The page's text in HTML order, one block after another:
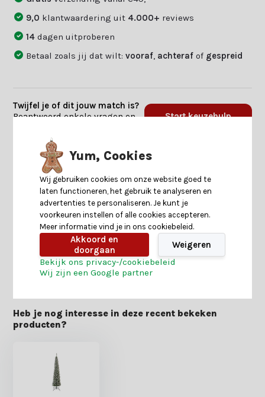
9,0 klantwaardering uit 4.000+ reviews
14dagen uitproberen
Betaal zoals jij dat wilt:vooraf achteraf of gespreid
Twijfel je of dit jouw match is?
Beantwoord enkele vragen en
Start keuzehulp
Productomschrijving
Specificaties
Reviews
Heb je nog interesse in deze recent bekeken
producten?
Yum, Cookies
Wij gebruiken cookies om onze website goed te
laten functioneren, het gebruik te analyseren en
advertenties te personaliseren. Je kunt je
voorkeuren instellen of alle cookies accepteren.
Meer informatie vind je in ons cookiebeleid.
Akkoord en
doorgaan
Weigeren
Bekijk ons privacy-/cookiebeleid
Wij zijn een Google partner